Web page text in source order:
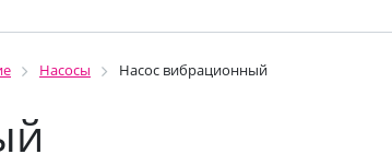
Насосы Насос вибрационный